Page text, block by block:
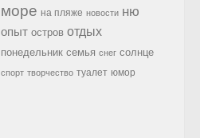
море на пляже новости ню
опыт остров отдых
понедельник семья снег солнце
спорт творчество туалет юмор